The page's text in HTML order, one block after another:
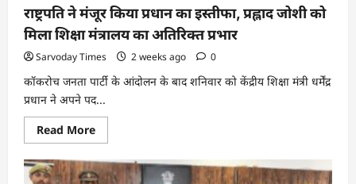
पीछे
खींचे
कदम?
जानें
पूरा
इतिहास
राष्ट्रपति ने मंजूर किया प्रधान का इस्तीफा, प्रह्लाद जोशी को
मिला शिक्षा मंत्रालय का अतिरिक्त प्रभार
Sarvoday Times 2 weeks ago 0
कॉकरोच जनता पार्टी के आंदोलन के बाद शनिवार को केंद्रीय शिक्षा मंत्री धर्मेंद्र
प्रधान ने अपने पद...
Read MoreRead
more
राष्ट्रपति
ने